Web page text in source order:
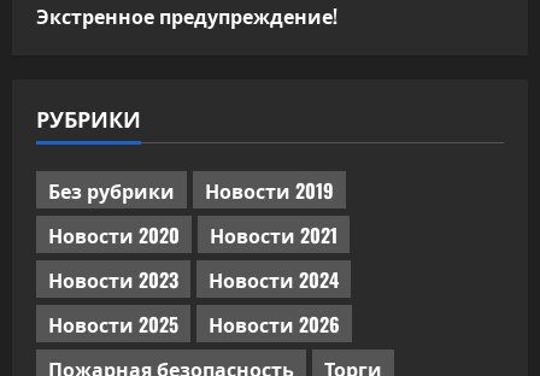
Экстренное предупреждение!
РУБРИКИ
Без рубрики
Новости 2019
Новости 2020
Новости 2021
Новости 2023
Новости 2024
Новости 2025
Новости 2026
Пожарная безопасность
Торги